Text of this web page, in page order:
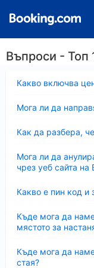
Въпроси - Топ
Какво включва
Мога ли да
Как да разбера,
Мога ли да
чрез уеб сайта на
Какво е пин код
Къде мога да
мястото за
Къде мога да
стая?